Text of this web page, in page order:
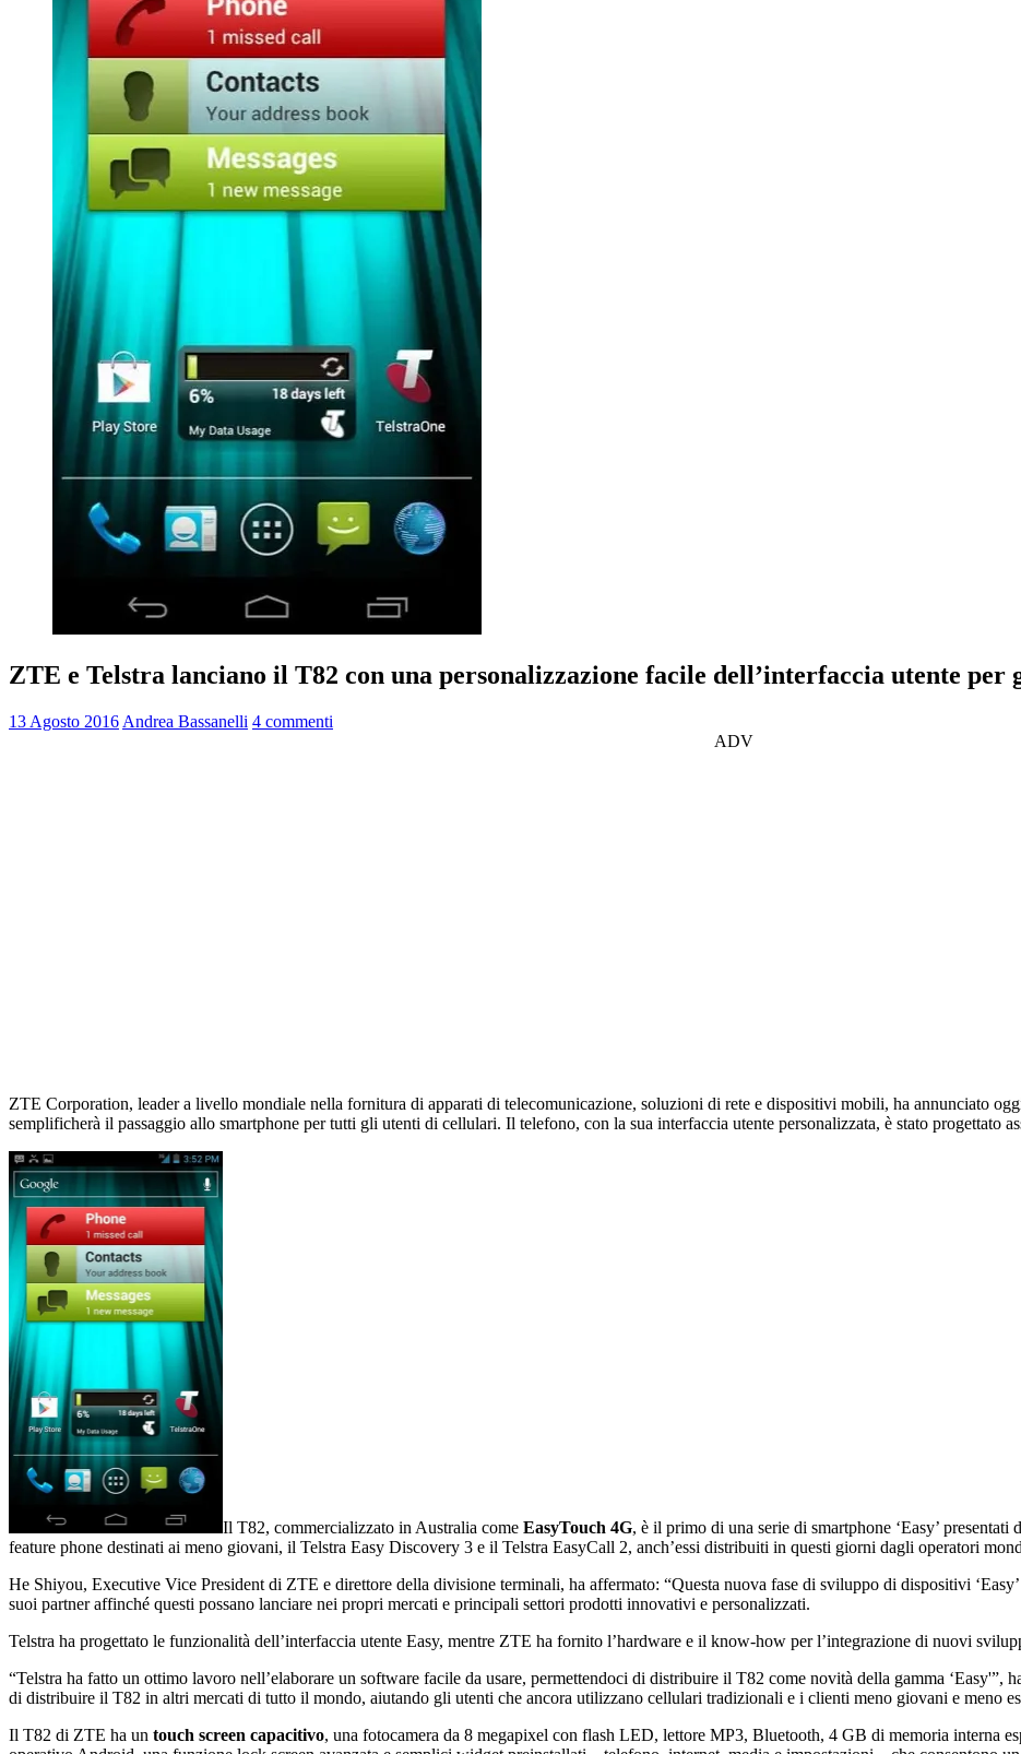
ZTE e Telstra lanciano il T82 con una personalizzazione facile dell’interfaccia utente
13 Agosto 2016 Andrea Bassanelli 4 commenti
ADV
ZTE Corporation, leader a livello mondiale nella fornitura di apparati di telecomunicazione, soluzioni di rete e dispositivi mobili, ha annunciato
semplificherà il passaggio allo smartphone per tutti gli utenti di cellulari. Il telefono, con la sua interfaccia utente personalizzata, è stato progettato
Il T82, commercializzato in Australia come EasyTouch 4G, è il primo di una serie di smartphone ‘Easy’
feature phone destinati ai meno giovani, il Telstra Easy Discovery 3 e il Telstra EasyCall 2, anch’essi distribuiti in questi giorni dagli operatori
He Shiyou, Executive Vice President di ZTE e direttore della divisione terminali, ha affermato: “Questa nuova fase di sviluppo di dispositivi
suoi partner affinché questi possano lanciare nei propri mercati e principali settori prodotti innovativi e personalizzati.
Telstra ha progettato le funzionalità dell’interfaccia utente Easy, mentre ZTE ha fornito l’hardware e il know-how per l’integrazione di nuovi
“Telstra ha fatto un ottimo lavoro nell’elaborare un software facile da usare, permettendoci di distribuire il T82 come novità della gamma ‘Easy'”,
di distribuire il T82 in altri mercati di tutto il mondo, aiutando gli utenti che ancora utilizzano cellulari tradizionali e i clienti meno giovani e meno
Il T82 di ZTE ha un touch screen capacitivo, una fotocamera da 8 megapixel con flash LED, lettore MP3, Bluetooth, 4 GB di memoria interna